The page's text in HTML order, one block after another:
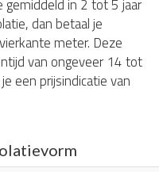
gemiddeld in 2 tot 5 jaar
dan betaal je
meter. Deze
van ongeveer 14 tot
een prijsindicatie van